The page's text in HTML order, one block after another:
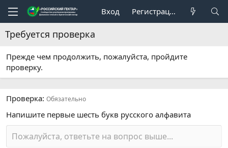
Вход Регистрация
Требуется проверка
Прежде чем продолжить, пожалуйста, пройдите
проверку.
Проверка Обязательно
Напишите первые шесть букв русского алфавита